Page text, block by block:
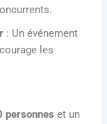
: Un événement
les
personnes et un